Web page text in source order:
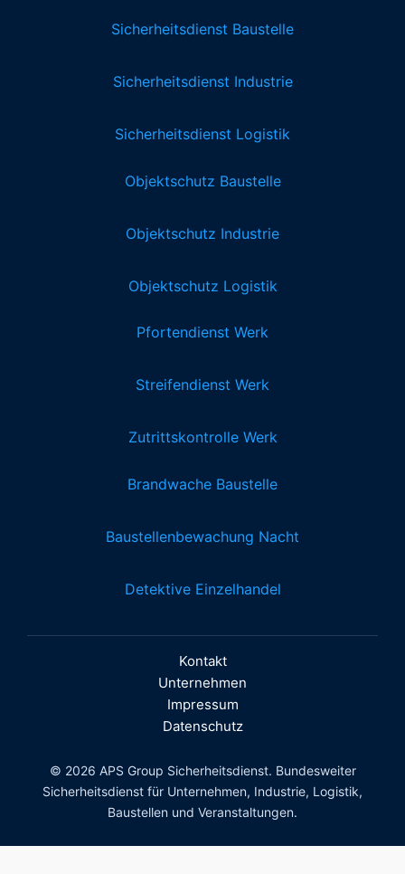
Sicherheitsdienst Baustelle
Sicherheitsdienst Industrie
Sicherheitsdienst Logistik
Objektschutz Baustelle
Objektschutz Industrie
Objektschutz Logistik
Pfortendienst Werk
Streifendienst Werk
Zutrittskontrolle Werk
Brandwache Baustelle
Baustellenbewachung Nacht
Detektive Einzelhandel
Kontakt
Unternehmen
Impressum
Datenschutz
© 2026 APS Group Sicherheitsdienst. Bundesweiter
Sicherheitsdienst für Unternehmen, Industrie, Logistik,
Baustellen und Veranstaltungen.